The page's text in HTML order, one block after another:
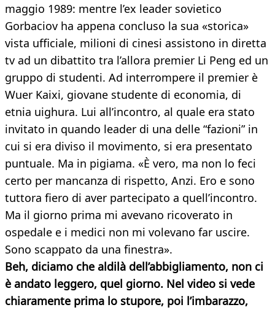
maggio 1989: mentre l’ex leader sovietico
Gorbaciov ha appena concluso la sua «storica»
vista ufficiale, milioni di cinesi assistono in diretta
tv ad un dibattito tra l’allora premier Li Peng ed un
gruppo di studenti. Ad interrompere il premier è
Wuer Kaixi, giovane studente di economia, di
etnia uighura. Lui all’incontro, al quale era stato
invitato in quando leader di una delle “fazioni” in
cui si era diviso il movimento, si era presentato
puntuale. Ma in pigiama. «È vero, ma non lo feci
certo per mancanza di rispetto, Anzi. Ero e sono
tuttora fiero di aver partecipato a quell’incontro.
Ma il giorno prima mi avevano ricoverato in
ospedale e i medici non mi volevano far uscire.
Sono scappato da una finestra».
Beh, diciamo che aldilà dell’abbigliamento, non ci
è andato leggero, quel giorno. Nel video si vede
chiaramente prima lo stupore, poi l’imbarazzo,